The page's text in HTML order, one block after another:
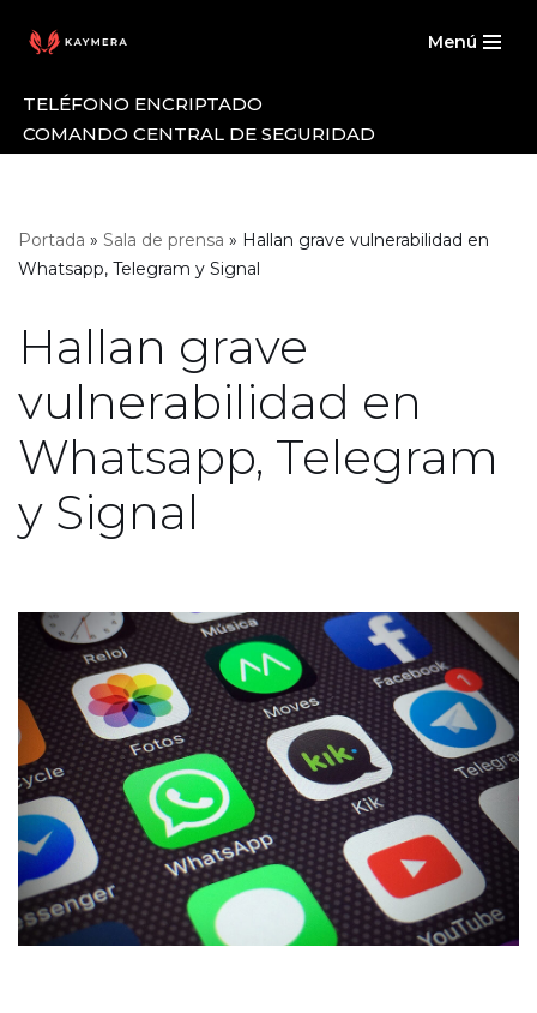
al
Menú
TELÉFONO ENCRIPTADO
COMANDO CENTRAL DE SEGURIDAD
Portada » Sala de prensa » Hallan grave vulnerabilidad en
Whatsapp, Telegram y Signal
Hallan grave
vulnerabilidad en
Whatsapp, Telegram
y Signal